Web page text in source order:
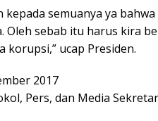
kepada semuanya ya
Oleh sebab itu harus kira
korupsi,” ucap Presiden.
2017
Pers, dan Media